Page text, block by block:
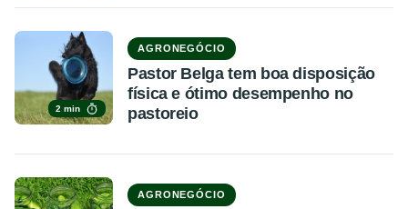
2 min
AGRONEGÓCIO
Pastor Belga tem boa disposição
física e ótimo desempenho no
pastoreio
AGRONEGÓCIO